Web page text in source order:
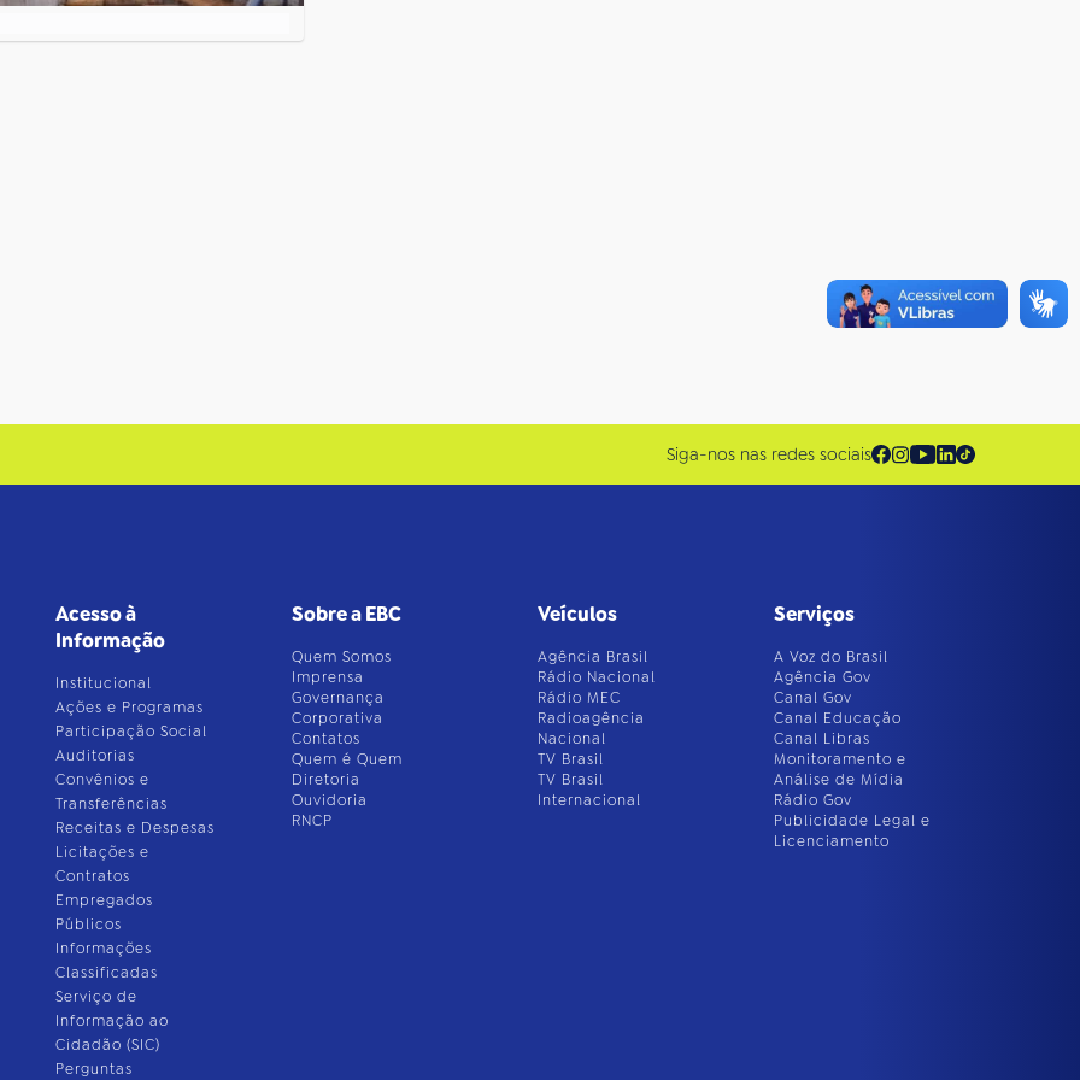
Siga-nos nas redes sociais
Acesso à
Informação
Institucional
Ações e Programas
Participação Social
Auditorias
Convênios e
Transferências
Receitas e Despesas
Licitações e
Contratos
Empregados
Públicos
Informações
Classificadas
Serviço de
Informação ao
Cidadão (SIC)
Perguntas
Sobre a EBC
Quem Somos
Imprensa
Governança
Corporativa
Contatos
Quem é Quem
Diretoria
Ouvidoria
RNCP
Veículos
Agência Brasil
Rádio Nacional
Rádio MEC
Radioagência
Nacional
TV Brasil
TV Brasil
Internacional
Serviços
A Voz do Brasil
Agência Gov
Canal Gov
Canal Educação
Canal Libras
Monitoramento e
Análise de Mídia
Rádio Gov
Publicidade Legal e
Licenciamento